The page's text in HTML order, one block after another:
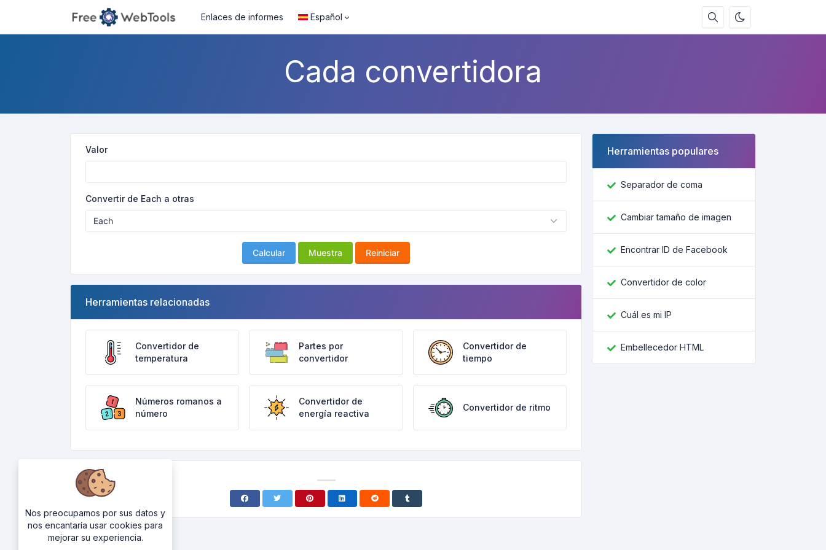
Enlaces de informes Español
Cada convertidora
Valor
Convertir de Each a otras
Calcular Muestra Reiniciar
Herramientas relacionadas
Convertidor de
temperatura
Partes por
convertidor
Convertidor de
tiempo
Números romanos a
número
Convertidor de
energía reactiva
Convertidor de ritmo
Herramientas populares
Separador de coma
Cambiar tamaño de imagen
Encontrar ID de Facebook
Convertidor de color
Cuál es mi IP
Embellecedor HTML
Nos preocupamos por sus datos y
nos encantaría usar cookies para
mejorar su experiencia.